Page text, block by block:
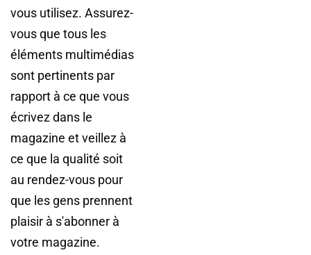
vous utilisez. Assurez-
vous que tous les
éléments multimédias
sont pertinents par
rapport à ce que vous
écrivez dans le
magazine et veillez à
ce que la qualité soit
au rendez-vous pour
que les gens prennent
plaisir à s'abonner à
votre magazine.